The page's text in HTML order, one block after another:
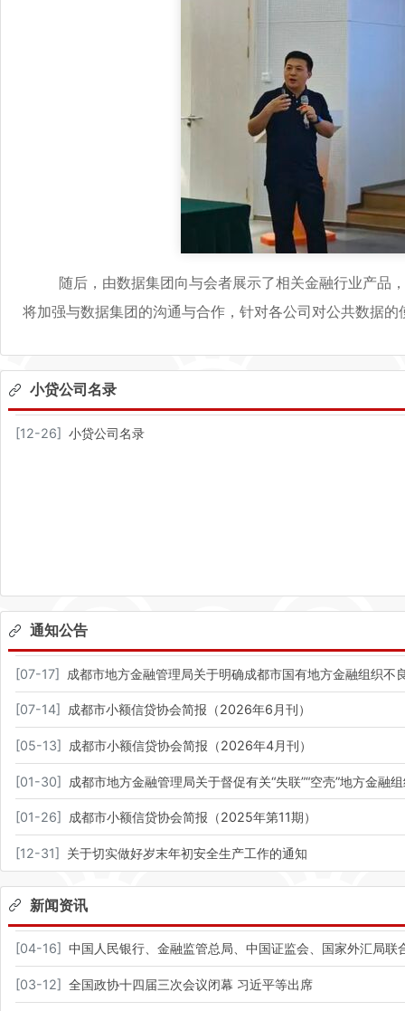
随后，由数据集团向与会者展示了相关金融行业产品，
将加强与数据集团的沟通与合作，针对各公司对公共数据
小贷公司名录
[12-26] 小贷公司名录
通知公告
[07-17] 成都市地方金融管理局关于明确成都市国有地方金融组织不
[07-14] 成都市小额信贷协会简报（2026年6月刊）
[05-13] 成都市小额信贷协会简报（2026年4月刊）
[01-30] 成都市地方金融管理局关于督促有关“失联”“空壳”地方金融
[01-26] 成都市小额信贷协会简报（2025年第11期）
[12-31] 关于切实做好岁末年初安全生产工作的通知
新闻资讯
[04-16] 中国人民银行、金融监管总局、中国证监会、国家外汇局联
[03-12] 全国政协十四届三次会议闭幕 习近平等出席​